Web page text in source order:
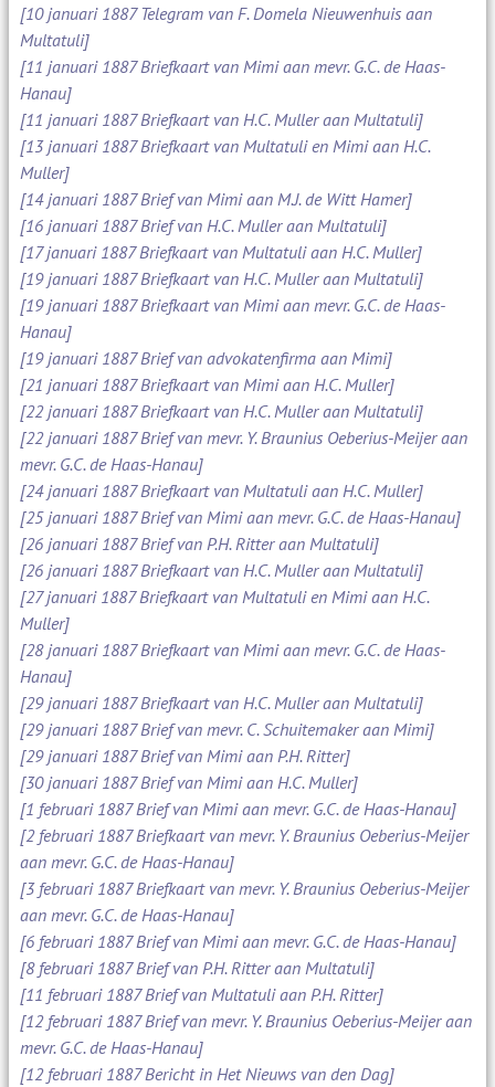
[10 januari 1887 Telegram van F. Domela Nieuwenhuis aan
Multatuli]
[11 januari 1887 Briefkaart van Mimi aan mevr. G.C. de Haas-
Hanau]
[11 januari 1887 Briefkaart van H.C. Muller aan Multatuli]
[13 januari 1887 Briefkaart van Multatuli en Mimi aan H.C.
Muller]
[14 januari 1887 Brief van Mimi aan M.J. de Witt Hamer]
[16 januari 1887 Brief van H.C. Muller aan Multatuli]
[17 januari 1887 Briefkaart van Multatuli aan H.C. Muller]
[19 januari 1887 Briefkaart van H.C. Muller aan Multatuli]
[19 januari 1887 Briefkaart van Mimi aan mevr. G.C. de Haas-
Hanau]
[19 januari 1887 Brief van advokatenfirma aan Mimi]
[21 januari 1887 Briefkaart van Mimi aan H.C. Muller]
[22 januari 1887 Briefkaart van H.C. Muller aan Multatuli]
[22 januari 1887 Brief van mevr. Y. Braunius Oeberius-Meijer aan
mevr. G.C. de Haas-Hanau]
[24 januari 1887 Briefkaart van Multatuli aan H.C. Muller]
[25 januari 1887 Brief van Mimi aan mevr. G.C. de Haas-Hanau]
[26 januari 1887 Brief van P.H. Ritter aan Multatuli]
[26 januari 1887 Briefkaart van H.C. Muller aan Multatuli]
[27 januari 1887 Briefkaart van Multatuli en Mimi aan H.C.
Muller]
[28 januari 1887 Briefkaart van Mimi aan mevr. G.C. de Haas-
Hanau]
[29 januari 1887 Briefkaart van H.C. Muller aan Multatuli]
[29 januari 1887 Brief van mevr. C. Schuitemaker aan Mimi]
[29 januari 1887 Brief van Mimi aan P.H. Ritter]
[30 januari 1887 Brief van Mimi aan H.C. Muller]
[1 februari 1887 Brief van Mimi aan mevr. G.C. de Haas-Hanau]
[2 februari 1887 Briefkaart van mevr. Y. Braunius Oeberius-Meijer
aan mevr. G.C. de Haas-Hanau]
[3 februari 1887 Briefkaart van mevr. Y. Braunius Oeberius-Meijer
aan mevr. G.C. de Haas-Hanau]
[6 februari 1887 Brief van Mimi aan mevr. G.C. de Haas-Hanau]
[8 februari 1887 Brief van P.H. Ritter aan Multatuli]
[11 februari 1887 Brief van Multatuli aan P.H. Ritter]
[12 februari 1887 Brief van mevr. Y. Braunius Oeberius-Meijer aan
mevr. G.C. de Haas-Hanau]
[12 februari 1887 Bericht in Het Nieuws van den Dag]